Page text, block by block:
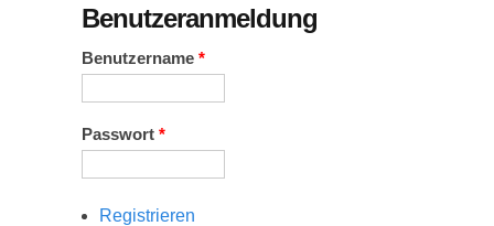
Benutzeranmeldung
Benutzername *
Passwort *
Registrieren